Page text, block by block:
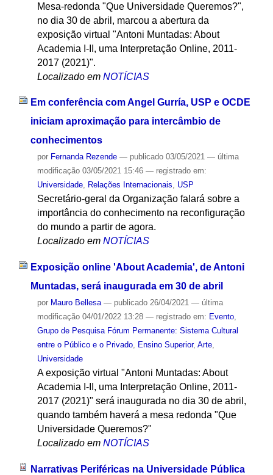
Mesa-redonda "Que Universidade Queremos?",
no dia 30 de abril, marcou a abertura da
exposição virtual "Antoni Muntadas: About
Academia I-II, uma Interpretação Online, 2011-
2017 (2021)".
Localizado em NOTÍCIAS
Em conferência com Angel Gurría, USP e OCDE
iniciam aproximação para intercâmbio de
conhecimentos
por Fernanda Rezende — publicado03/05/2021 — última
modificação03/05/2021 15:46 — registrado em:
Universidade, Relações Internacionais, USP
Secretário-geral da Organização falará sobre a
importância do conhecimento na reconfiguração
do mundo a partir de agora.
Localizado em NOTÍCIAS
Exposição online 'About Academia', de Antoni
Muntadas, será inaugurada em 30 de abril
por Mauro Bellesa — publicado26/04/2021 — última
modificação04/01/2022 13:28 — registrado em: Evento,
Grupo de Pesquisa Fórum Permanente: Sistema Cultural
entre o Público e o Privado, Ensino Superior, Arte,
Universidade
A exposição virtual "Antoni Muntadas: About
Academia I-II, uma Interpretação Online, 2011-
2017 (2021)" será inaugurada no dia 30 de abril,
quando também haverá a mesa redonda "Que
Universidade Queremos?"
Localizado em NOTÍCIAS
Narrativas Periféricas na Universidade Pública